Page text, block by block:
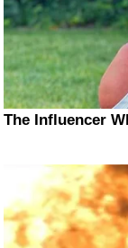
The Influencer